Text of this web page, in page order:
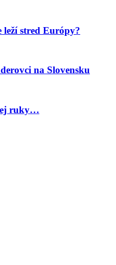
stred Európy?
na Slovensku
ruky…